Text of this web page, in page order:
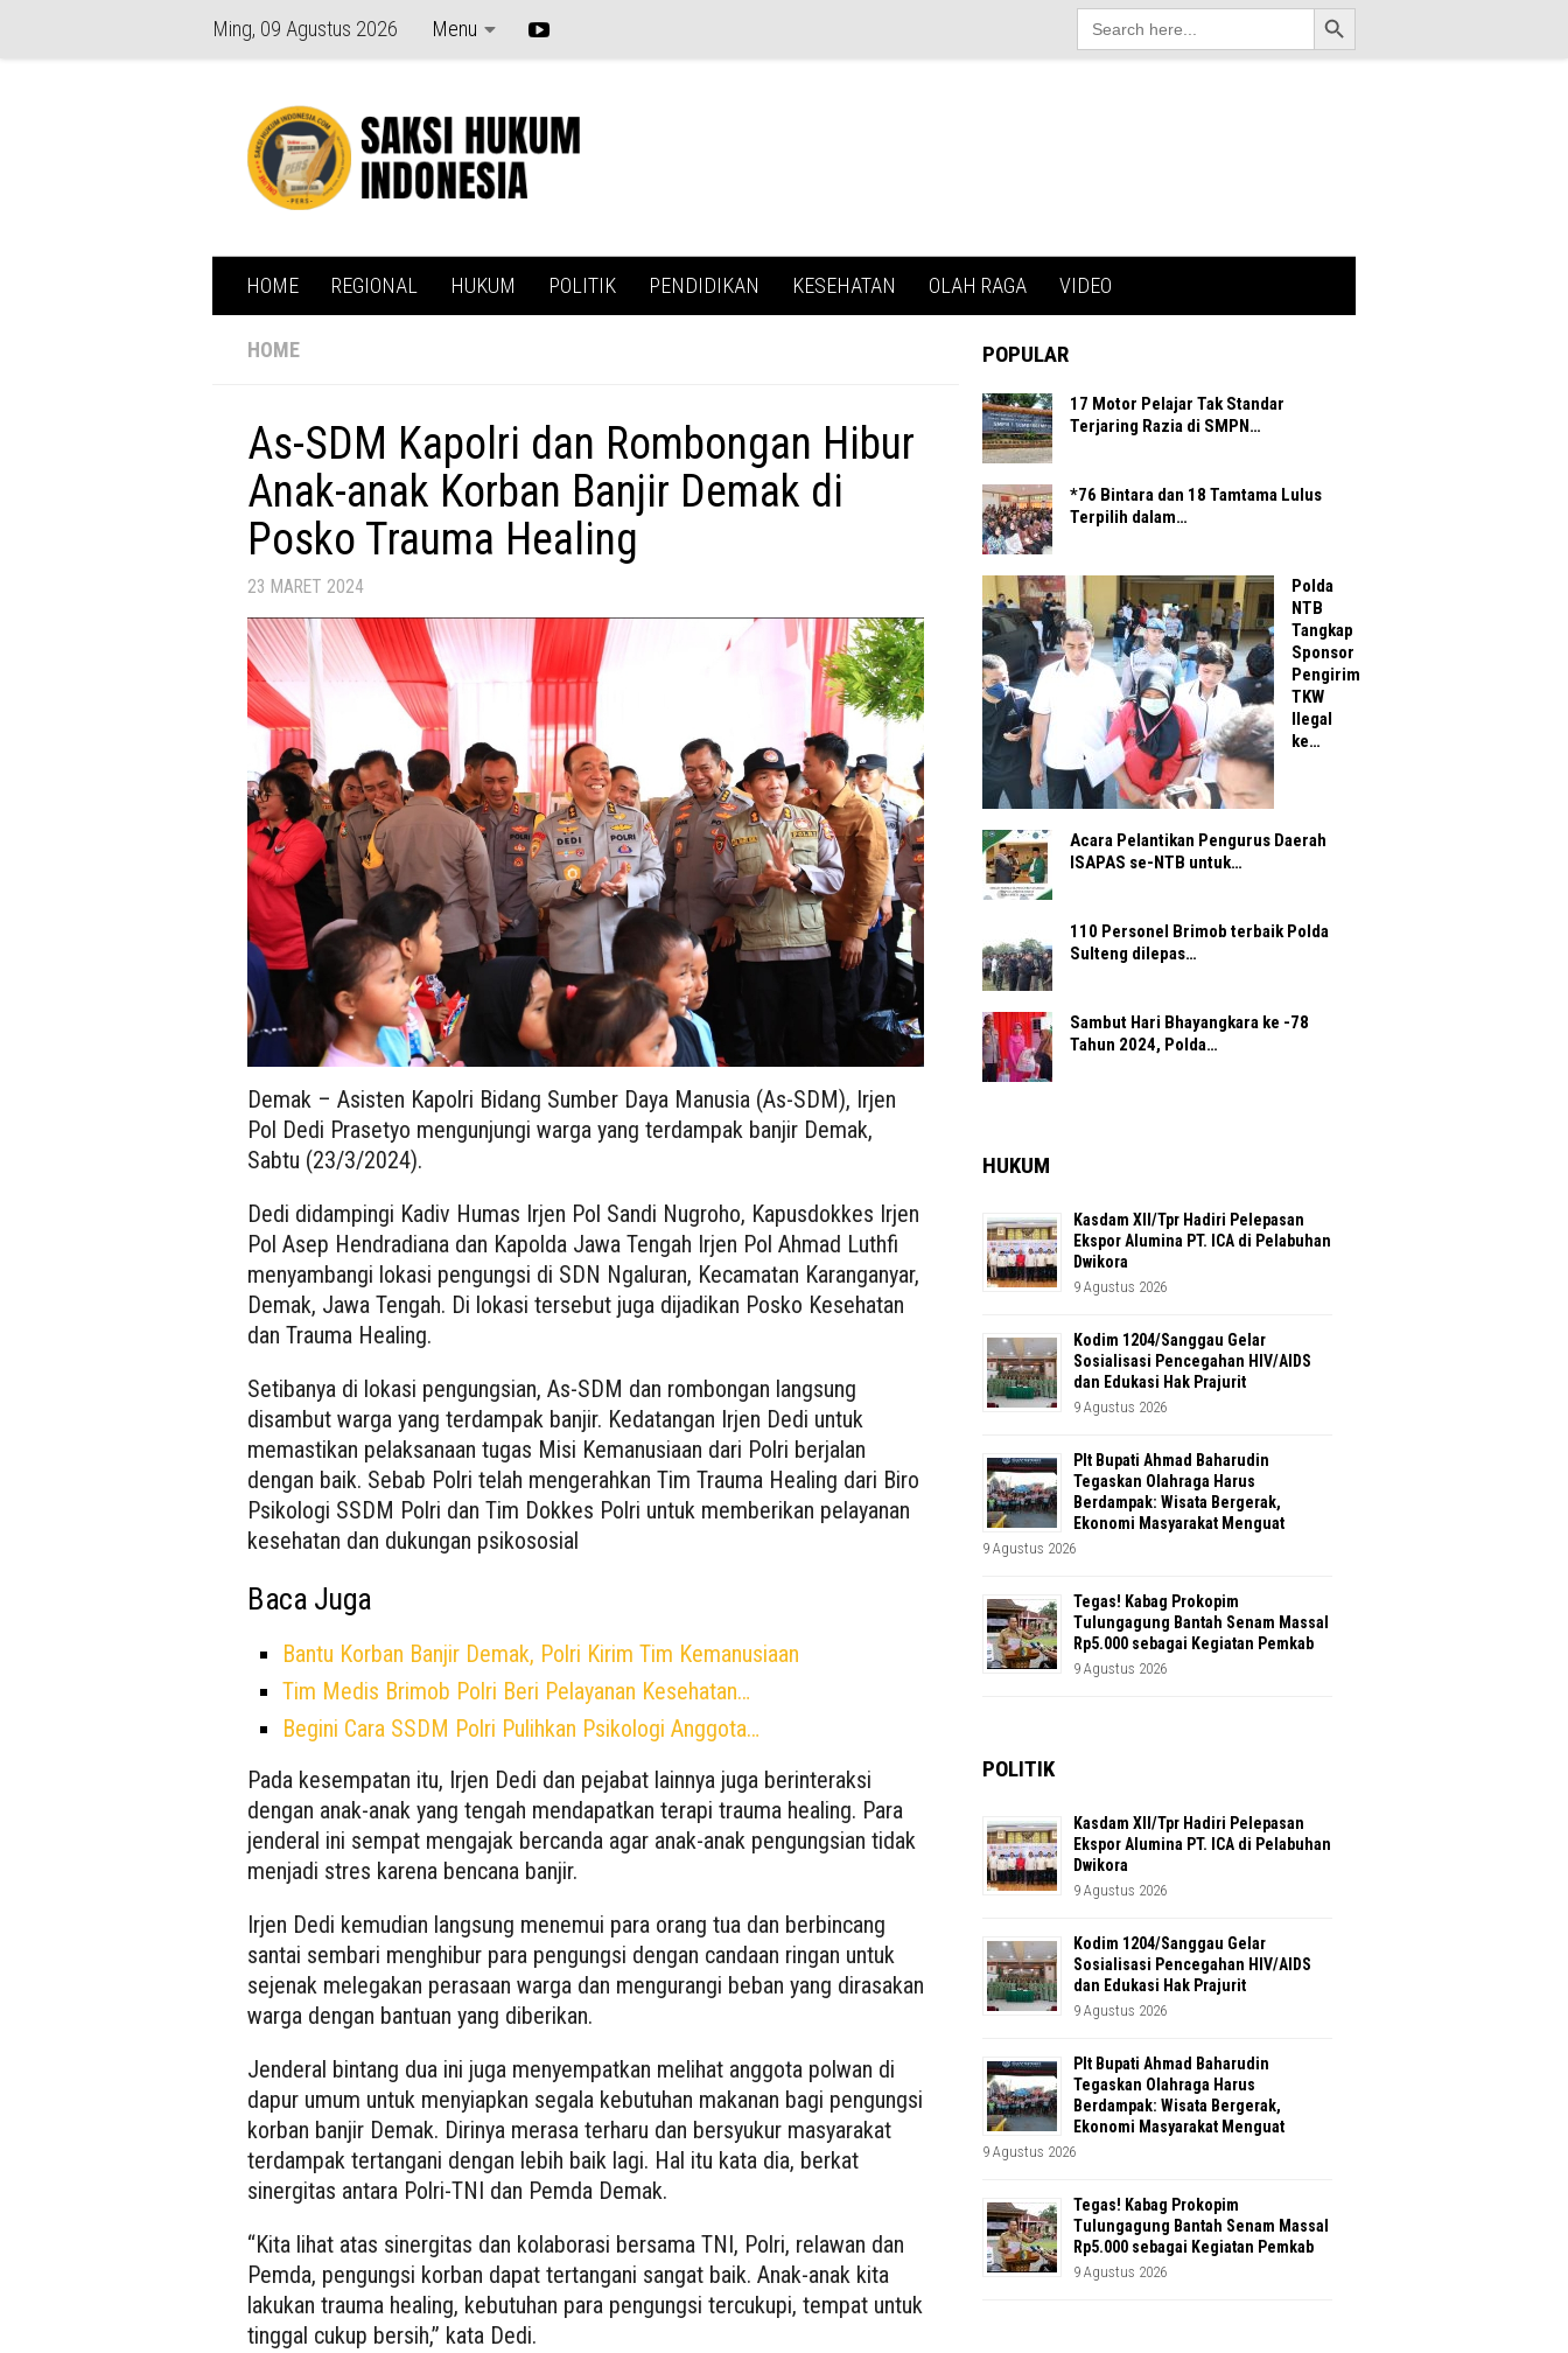
Ming, 09 Agustus 2026 Menu
Search
for:
Search Button
HOME REGIONAL HUKUM POLITIK PENDIDIKAN KESEHATAN OLAH RAGA VIDEO
HOME
As-SDM Kapolri dan Rombongan Hibur
Anak-anak Korban Banjir Demak di
Posko Trauma Healing
23 MARET 2024
Demak – Asisten Kapolri Bidang Sumber Daya Manusia (As-SDM), Irjen
Pol Dedi Prasetyo mengunjungi warga yang terdampak banjir Demak,
Sabtu (23/3/2024).
Dedi didampingi Kadiv Humas Irjen Pol Sandi Nugroho, Kapusdokkes Irjen
Pol Asep Hendradiana dan Kapolda Jawa Tengah Irjen Pol Ahmad Luthfi
menyambangi lokasi pengungsi di SDN Ngaluran, Kecamatan Karanganyar,
Demak, Jawa Tengah. Di lokasi tersebut juga dijadikan Posko Kesehatan
dan Trauma Healing.
Setibanya di lokasi pengungsian, As-SDM dan rombongan langsung
disambut warga yang terdampak banjir. Kedatangan Irjen Dedi untuk
memastikan pelaksanaan tugas Misi Kemanusiaan dari Polri berjalan
dengan baik. Sebab Polri telah mengerahkan Tim Trauma Healing dari Biro
Psikologi SSDM Polri dan Tim Dokkes Polri untuk memberikan pelayanan
kesehatan dan dukungan psikososial
Baca Juga
Bantu Korban Banjir Demak, Polri Kirim Tim Kemanusiaan
Tim Medis Brimob Polri Beri Pelayanan Kesehatan…
Begini Cara SSDM Polri Pulihkan Psikologi Anggota…
Pada kesempatan itu, Irjen Dedi dan pejabat lainnya juga berinteraksi
dengan anak-anak yang tengah mendapatkan terapi trauma healing. Para
jenderal ini sempat mengajak bercanda agar anak-anak pengungsian tidak
menjadi stres karena bencana banjir.
Irjen Dedi kemudian langsung menemui para orang tua dan berbincang
santai sembari menghibur para pengungsi dengan candaan ringan untuk
sejenak melegakan perasaan warga dan mengurangi beban yang dirasakan
warga dengan bantuan yang diberikan.
Jenderal bintang dua ini juga menyempatkan melihat anggota polwan di
dapur umum untuk menyiapkan segala kebutuhan makanan bagi pengungsi
korban banjir Demak. Dirinya merasa terharu dan bersyukur masyarakat
terdampak tertangani dengan lebih baik lagi. Hal itu kata dia, berkat
sinergitas antara Polri-TNI dan Pemda Demak.
“Kita lihat atas sinergitas dan kolaborasi bersama TNI, Polri, relawan dan
Pemda, pengungsi korban dapat tertangani sangat baik. Anak-anak kita
lakukan trauma healing, kebutuhan para pengungsi tercukupi, tempat untuk
tinggal cukup bersih,” kata Dedi.
POPULAR
17 Motor Pelajar Tak Standar
Terjaring Razia di SMPN…
*76 Bintara dan 18 Tamtama Lulus
Terpilih dalam…
Polda
NTB
Tangkap
Sponsor
Pengirim
TKW
Ilegal
ke…
Acara Pelantikan Pengurus Daerah
ISAPAS se-NTB untuk…
110 Personel Brimob terbaik Polda
Sulteng dilepas…
Sambut Hari Bhayangkara ke -78
Tahun 2024, Polda…
HUKUM
Kasdam XII/Tpr Hadiri Pelepasan
Ekspor Alumina PT. ICA di Pelabuhan
Dwikora
9 Agustus 2026
Kodim 1204/Sanggau Gelar
Sosialisasi Pencegahan HIV/AIDS
dan Edukasi Hak Prajurit
9 Agustus 2026
Plt Bupati Ahmad Baharudin
Tegaskan Olahraga Harus
Berdampak: Wisata Bergerak,
Ekonomi Masyarakat Menguat
9 Agustus 2026
Tegas! Kabag Prokopim
Tulungagung Bantah Senam Massal
Rp5.000 sebagai Kegiatan Pemkab
9 Agustus 2026
POLITIK
Kasdam XII/Tpr Hadiri Pelepasan
Ekspor Alumina PT. ICA di Pelabuhan
Dwikora
9 Agustus 2026
Kodim 1204/Sanggau Gelar
Sosialisasi Pencegahan HIV/AIDS
dan Edukasi Hak Prajurit
9 Agustus 2026
Plt Bupati Ahmad Baharudin
Tegaskan Olahraga Harus
Berdampak: Wisata Bergerak,
Ekonomi Masyarakat Menguat
9 Agustus 2026
Tegas! Kabag Prokopim
Tulungagung Bantah Senam Massal
Rp5.000 sebagai Kegiatan Pemkab
9 Agustus 2026